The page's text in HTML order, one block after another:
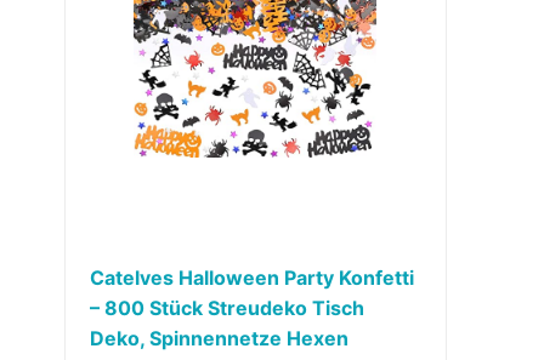
Catelves Halloween Party Konfetti
– 800 Stück Streudeko Tisch
Deko, Spinnennetze Hexen